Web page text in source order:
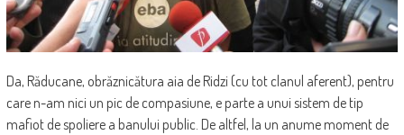
Da, Răducane, obrăznicătura aia de Ridzi (cu tot clanul aferent), pentru
care n-am nici un pic de compasiune, e parte a unui sistem de tip
mafiot de spoliere a banului public. De altfel, la un anume moment de